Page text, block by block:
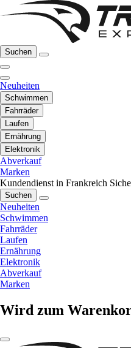
Suchen
Neuheiten
Schwimmen
Fahrräder
Laufen
Ernährung
Elektronik
Abverkauf
Marken
Kundendienst in Frankreich
Suchen
Neuheiten
Schwimmen
Fahrräder
Laufen
Ernährung
Elektronik
Abverkauf
Marken
Wird zum